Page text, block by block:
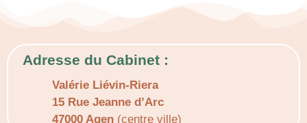
Adresse du Cabinet :
Valérie Liévin-Riera
15 Rue Jeanne d’Arc
47000 Agen (centre ville)